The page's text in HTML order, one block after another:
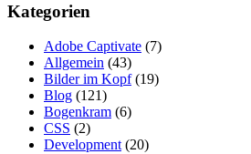
Kategorien
Adobe Captivate (7)
Allgemein (43)
Bilder im Kopf(19)
Blog (121)
Bogenkram (6)
CSS (2)
Development (20)